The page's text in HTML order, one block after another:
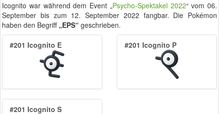
Icognito war während dem Event „Psycho-Spektakel 2022“ vom 06.
September bis zum 12. September 2022 fangbar. Die Pokémon
haben den Begriff „EPS“ geschrieben.
#201 Icognito E #201 Icognito P
#201 Icognito S